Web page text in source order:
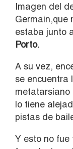
Imagen del
Germain,que
estaba junto
Porto.
A su vez,
se encuentra
metatarsiano
lo tiene
pistas de
Y esto no fue